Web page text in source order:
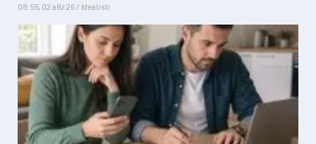
08:55, 02 авг 26 / Idealisti